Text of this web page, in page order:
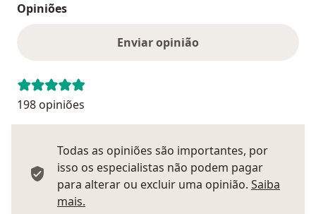
Opiniões
Enviar opinião
198 opiniões
Todas as opiniões são importantes, por
isso os especialistas não podem pagar
para alterar ou excluir uma opinião. Saiba
mais.